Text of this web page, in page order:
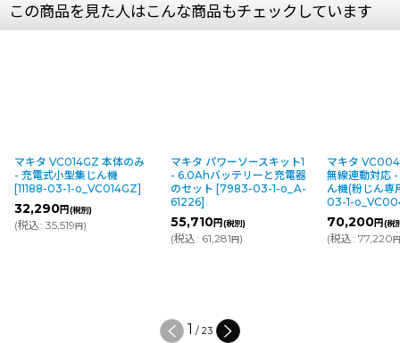
この商品を見た人はこんな商品もチェックしています
マキタ VC014GZ 本体のみ
- 充電式小型集じん機
[11188-03-1-o_VC014GZ]
32,290円(税別)
(税込: 35,519円)
マキタ パワーソースキット1
- 6.0Ahバッテリーと充電器
のセット [7983-03-1-o_A-
61226]
55,710円(税別)
(税込: 61,281円)
マキタ
無線連動対応
ん機(粉じん専
03-1-
70,200円(税
(税込: 77,220
1 / 23